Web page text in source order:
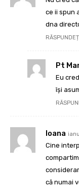
ce ii spun
dna
RĂSPUNDEȚI
Pt
Eu
își
Ioana
Cine
că numai